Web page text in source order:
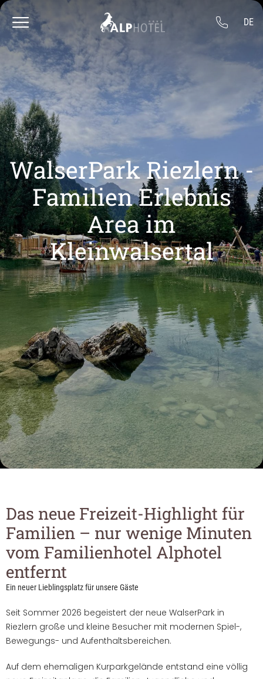
----
----
----
----
DE
WalserPark Riezlern -
Familien Erlebnis
Area im
Kleinwalsertal
Das neue Freizeit-Highlight für
Familien – nur wenige Minuten
vom Familienhotel Alphotel
entfernt
Ein neuer Lieblingsplatz für unsere Gäste
Seit Sommer 2026 begeistert der neue WalserPark in
Riezlern große und kleine Besucher mit modernen Spiel-,
Bewegungs- und Aufenthaltsbereichen.
Auf dem ehemaligen Kurparkgelände entstand eine völlig